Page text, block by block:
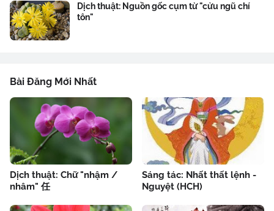
Dịch thuật: Nguồn gốc cụm từ "cửu ngũ chí
tôn"
Bài Đăng Mới Nhất
Dịch thuật: Chữ "nhậm /
nhâm" 任
Sáng tác: Nhất thất lệnh -
Nguyệt (HCH)